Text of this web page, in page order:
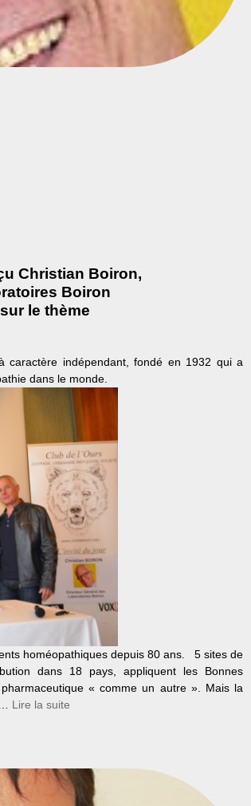
Christian Boiron,
Boiron
le thème
caractère indépendant, fondé en 1932 qui a
dans le monde.
homéopathiques depuis 80 ans. 5 sites de
dans 18 pays, appliquent les Bonnes
« comme un autre ». Mais la
Lire la suite